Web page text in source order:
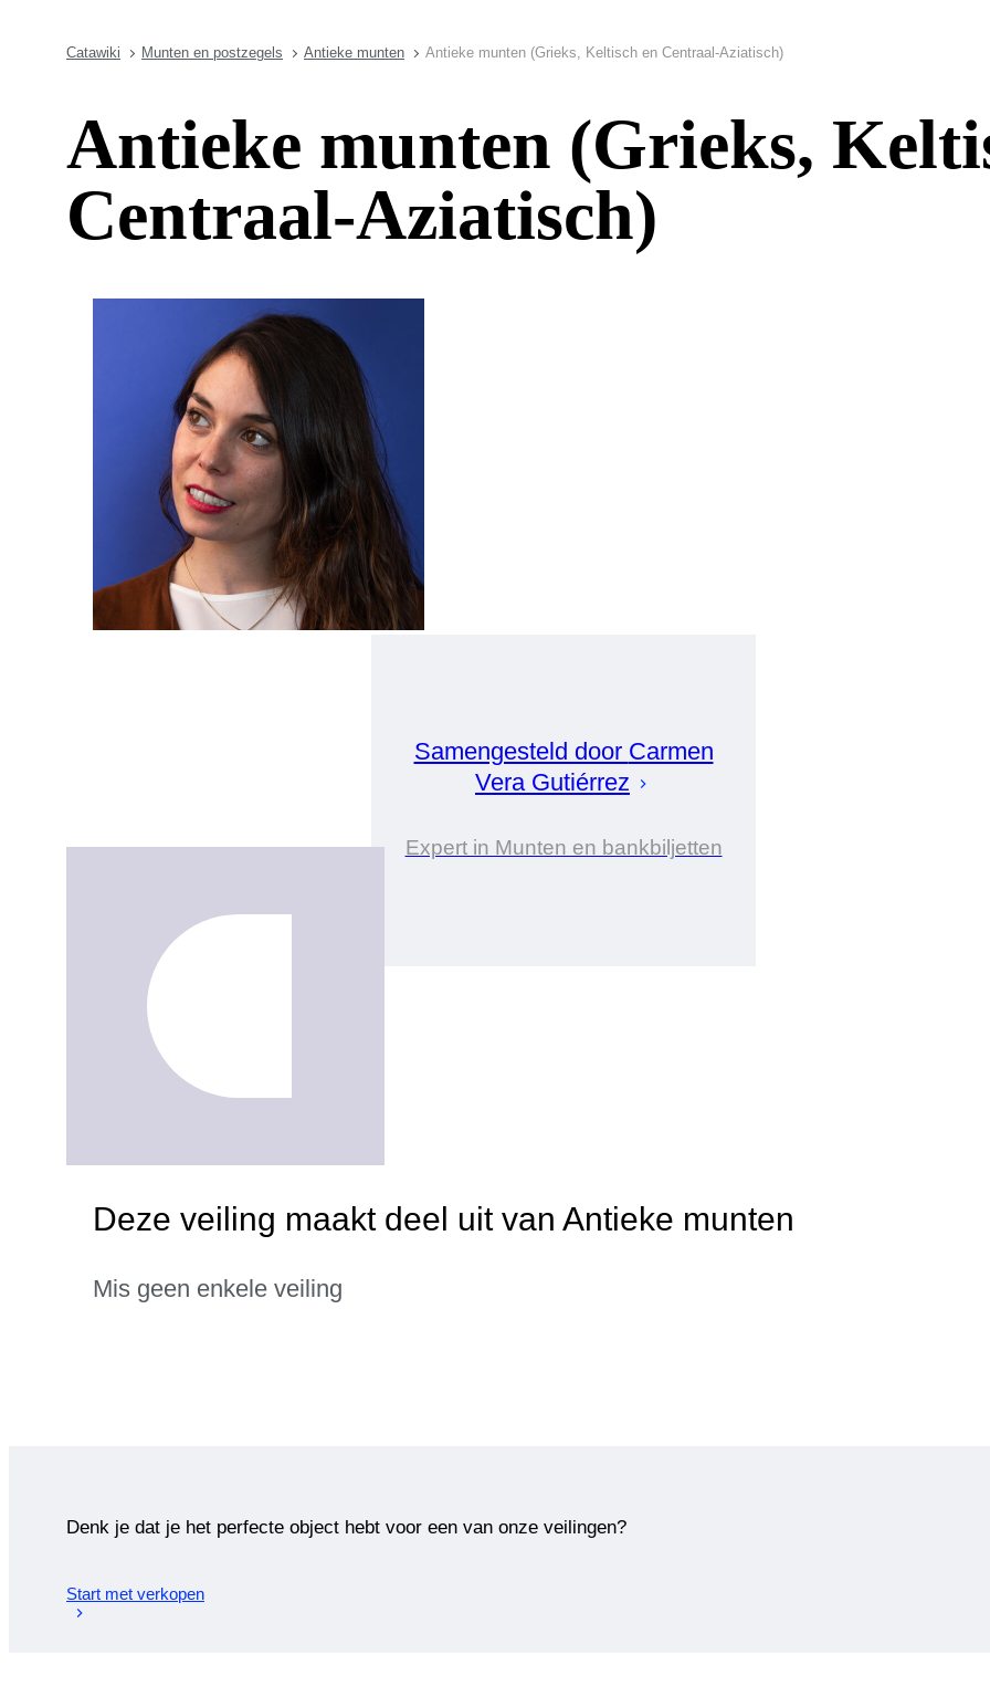
Catawiki Munten en postzegels Antieke munten Antieke munten (Grieks, Keltisch en Centraal-Aziatisch)
Antieke munten (Grieks,
Centraal-Aziatisch)
Samengesteld door Carmen
Vera Gutiérrez
Expert in Munten en bankbiljetten
Deze veiling maakt deel uit van Antieke munten
Mis geen enkele veiling
Denk je dat je het perfecte object hebt voor een van onze veilingen?
Start met verkopen